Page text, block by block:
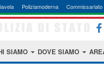
Poliziamoderna Commissariato
SIAMO DOVE SIAMO